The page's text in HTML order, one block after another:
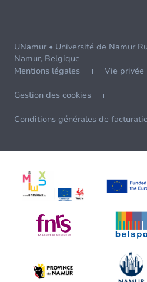
UNamur • Université de Namur
Namur, Belgique
Mentions légales
Vie privée
Gestion des cookies
Conditions générales de